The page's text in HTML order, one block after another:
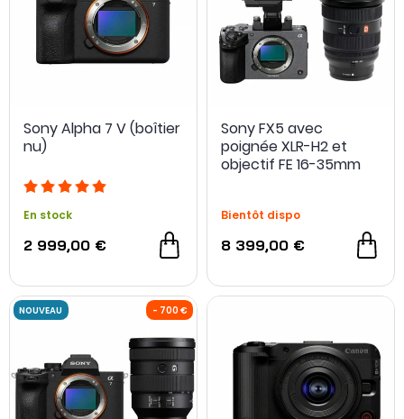
Sony Alpha 7 V (boîtier
nu)
En stock
2 999,00 €
Sony FX5 avec
poignée XLR-H2 et
objectif FE 16-35mm
Bientôt dispo
8 399,00 €